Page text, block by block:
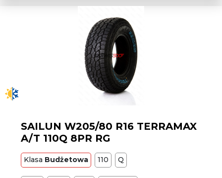
SAILUN W205/80 R16 TERRAMAX
A/T 110Q 8PR RG
Klasa Budżetowa 110 Q